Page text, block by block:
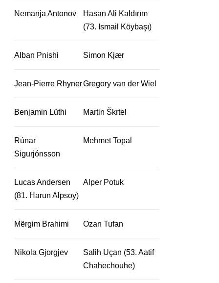
Nemanja Antonov
Hasan Ali Kaldırım
(73. Ismail Köybaşı)
Alban Pnishi Simon Kjær
Jean-Pierre RhynerGregory van der Wiel
Benjamin Lüthi Martin Škrtel
Rúnar
Sigurjónsson
Mehmet Topal
Lucas Andersen
(81. Harun Alpsoy)
Alper Potuk
Mërgim Brahimi Ozan Tufan
Nikola Gjorgjev
Salih Uçan (53. Aatif
Chahechouhe)